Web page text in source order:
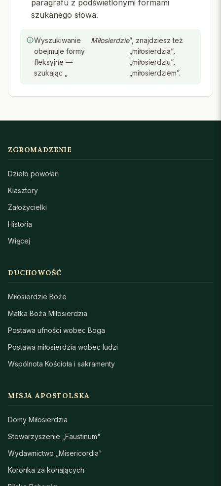
paragrafu z podświetlonymi formami
szukanego słowa.
Wyszukiwanie
obejmuje formy
fleksyjne —
szukając „
Miłosierdzie”, znajdziesz też
„miłosierdzia”,
„miłosierdziu”,
„miłosierdziem”.
ZGROMADZENIE
Dzieło powołań
Klasztory
Założycielki
Historia
Więcej
DUCHOWOŚĆ
Miłosierdzie Boże
Matka Boża Miłosierdzia
Postawa ufności wobec Boga
Postawa miłosierdzia wobec ludzi
Wspólnota Kościoła i sakramenty
MISJA APOSTOLSKA
Domy Miłosierdzia
Stowarzyszenie „Faustinum"
Wydawnictwo „Misericordia"
Koronka za konających